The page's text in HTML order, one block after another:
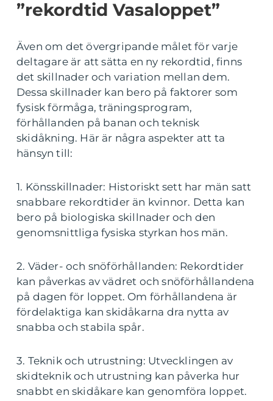
”rekordtid Vasaloppet”
Även om det övergripande målet för varje
deltagare är att sätta en ny rekordtid, finns
det skillnader och variation mellan dem.
Dessa skillnader kan bero på faktorer som
fysisk förmåga, träningsprogram,
förhållanden på banan och teknisk
skidåkning. Här är några aspekter att ta
hänsyn till:
1. Könsskillnader: Historiskt sett har män satt
snabbare rekordtider än kvinnor. Detta kan
bero på biologiska skillnader och den
genomsnittliga fysiska styrkan hos män.
2. Väder- och snöförhållanden: Rekordtider
kan påverkas av vädret och snöförhållandena
på dagen för loppet. Om förhållandena är
fördelaktiga kan skidåkarna dra nytta av
snabba och stabila spår.
3. Teknik och utrustning: Utvecklingen av
skidteknik och utrustning kan påverka hur
snabbt en skidåkare kan genomföra loppet.